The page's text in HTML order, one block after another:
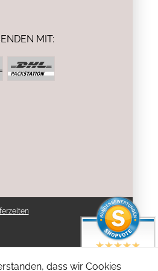
MIT:
dass wir Cookies
4.94 / 5